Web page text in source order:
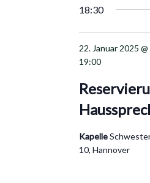
18:30
22. Januar 2025
19:00
Kapelle
10, Hannover